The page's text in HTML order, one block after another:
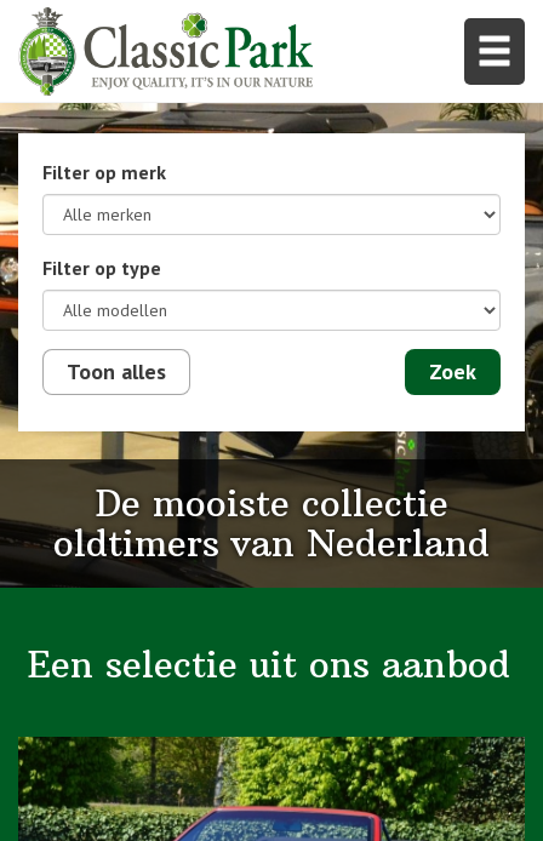
De mooiste collectie
oldtimers van Nederland
Filter op merk
Filter op type
Toon alles
Een selectie uit ons aanbod